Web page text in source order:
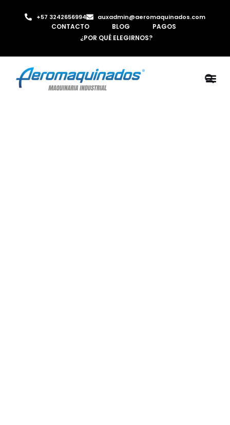
+57 3242656994 auxadmin@aeromaquinados.com
CONTACTO BLOG
PAGOS
¿POR QUÉ ELEGIRNOS?